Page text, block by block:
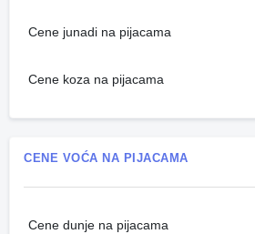
Cene junadi na pijacama
Cene koza na pijacama
CENE VOĆA NA PIJACAMA
Cene dunje na pijacama